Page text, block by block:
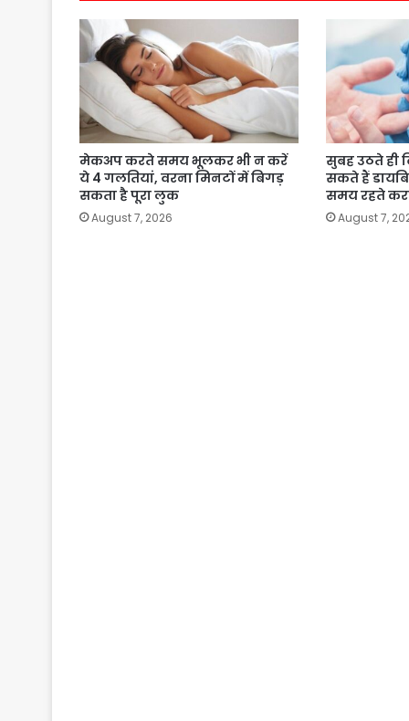
मेकअप करते समय भूलकर भी न करें
ये 4 गलतियां, वरना मिनटों में बिगड़
सकता है पूरा लुक
August 7, 2026
सुबह उठते ही
सकते हैं
समय रहते
August 7,